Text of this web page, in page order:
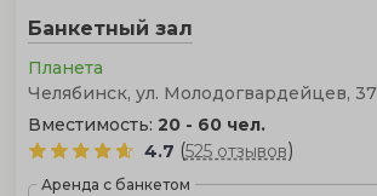
Банкетный зал
Планета
Челябинск, ул. Молодогвардейцев,
Вместимость: 20 - 60 чел.
4.7 (525 отзывов)
Аренда с банкетом